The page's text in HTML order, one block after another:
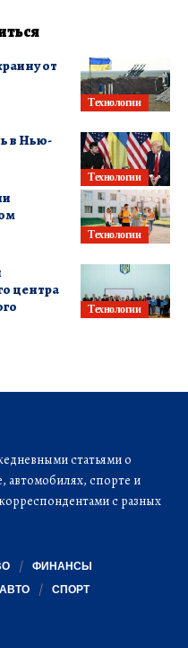
Технологии
от
Технологии
в Нью-
Технологии
Технологии
центра
статьями о
автомобилях, спорте и
с разных
ФИНАНСЫ
АВТО СПОРТ